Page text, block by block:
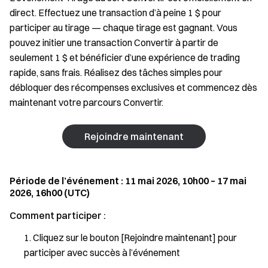
direct. Effectuez une transaction d’à peine 1 $ pour
participer au tirage — chaque tirage est gagnant. Vous
pouvez initier une transaction Convertir à partir de
seulement 1 $ et bénéficier d’une expérience de trading
rapide, sans frais. Réalisez des tâches simples pour
débloquer des récompenses exclusives et commencez dès
maintenant votre parcours Convertir.
Rejoindre maintenant
Période de l’événement : 11 mai 2026, 10h00 – 17 mai
2026, 16h00 (UTC)
Comment participer :
Cliquez sur le bouton [Rejoindre maintenant] pour
participer avec succès à l’événement